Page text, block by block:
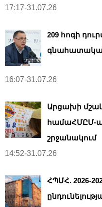
17:17-31.07.26
209 հոգի
16:07-31.07.26
Արցախի
համաՀՄԸՄ-
շրջանակում
14:52-31.07.26
ՀՊՄՀ. 2026-